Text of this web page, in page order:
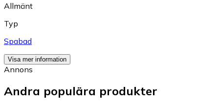
Allmänt
Typ
Spabad
Visa mer information
Annons
Andra populära produkter